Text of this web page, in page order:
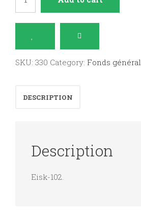
Obra
SKU: 330 Category: Fonds général
DESCRIPTION
Description
Eisk-102.